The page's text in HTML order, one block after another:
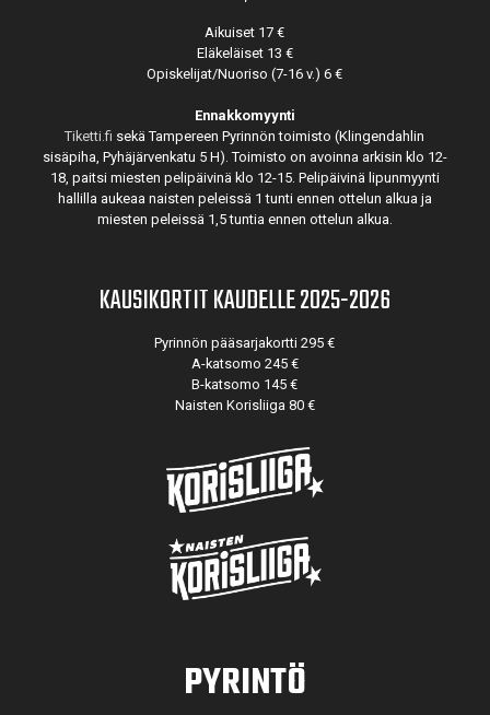
Aikuiset 17 €
Eläkeläiset 13 €
Opiskelijat/Nuoriso (7-16 v.) 6 €
Ennakkomyynti
Tiketti.fi sekä Tampereen Pyrinnön toimisto (Klingendahlin
sisäpiha, Pyhäjärvenkatu 5 H). Toimisto on avoinna arkisin klo 12-
18, paitsi miesten pelipäivinä klo 12-15. Pelipäivinä lipunmyynti
hallilla aukeaa naisten peleissä 1 tunti ennen ottelun alkua ja
miesten peleissä 1,5 tuntia ennen ottelun alkua.
KAUSIKORTIT KAUDELLE 2025-2026
Pyrinnön pääsarjakortti 295 €
A-katsomo 245 €
B-katsomo 145 €
Naisten Korisliiga 80 €
PYRINTÖ